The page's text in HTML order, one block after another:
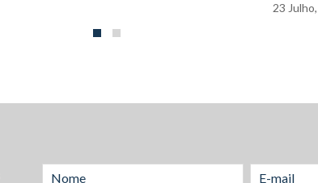
23 Julho,